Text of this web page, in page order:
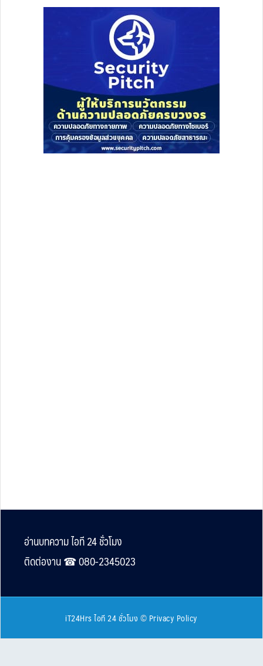
Footer
อ่านบทความ ไอที 24 ชั่วโมง
ติดต่องาน ☎︎ 080-2345023
iT24Hrs ไอที 24 ชั่วโมง © Privacy Policy